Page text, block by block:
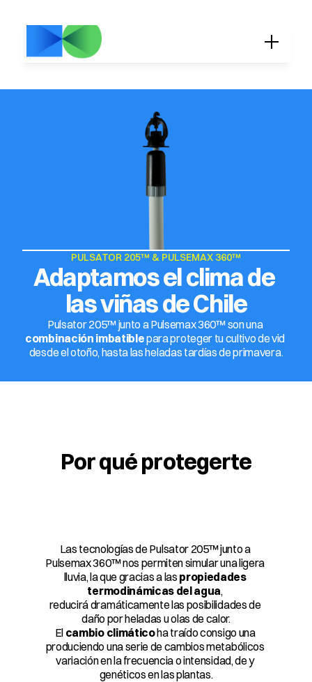
PULSATOR 205™ & PULSEMAX 360™
Adaptamos el clima de
las viñas de Chile
Pulsator 205™ junto a Pulsemax 360™ son una
combinación imbatible para proteger tu cultivo de vid
desde el otoño, hasta las heladas tardías de primavera.
Por qué protegerte
Las tecnologías de Pulsator 205™ junto a
Pulsemax 360™ nos permiten simular una ligera
lluvia, la que gracias a las propiedades
termodinámicas del agua,
reducirá dramáticamente las posibilidades de
daño por heladas u olas de calor.
El cambio climático ha traído consigo una
produciendo una serie de cambios metabólicos
variación en la frecuencia o intensidad, de y
genéticos en las plantas.